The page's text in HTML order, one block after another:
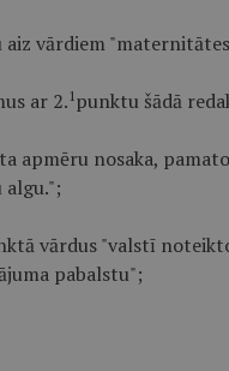
vārdiem
ar 2. 1 punktu šādā
apmēru nosaka,
algu.";
vārdus "valstī
pabalstu";